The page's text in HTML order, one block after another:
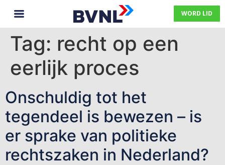
WORD LID
Tag: recht op een
eerlijk proces
Onschuldig tot het
tegendeel is bewezen – is
er sprake van politieke
rechtszaken in Nederland?